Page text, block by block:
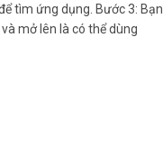
tìm ứng dụng. Bước 3: Bạn
và mở lên là có thể dùng